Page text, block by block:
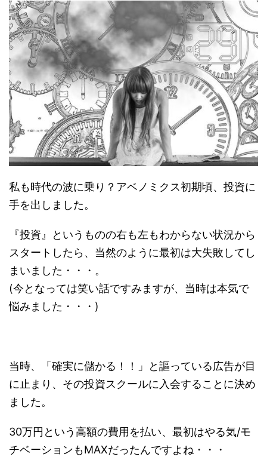
私も時代の波に乗り？アベノミクス初期頃、投資に
手を出しました。
『投資』というものの右も左もわからない状況から
スタートしたら、当然のように最初は大失敗してし
まいました・・・。
(今となっては笑い話ですみますが、当時は本気で
悩みました・・・)
当時、「確実に儲かる！！」と謳っている広告が目
に止まり、その投資スクールに入会することに決め
ました。
30万円という高額の費用を払い、最初はやる気/モ
チベーションもMAXだったんですよね・・・